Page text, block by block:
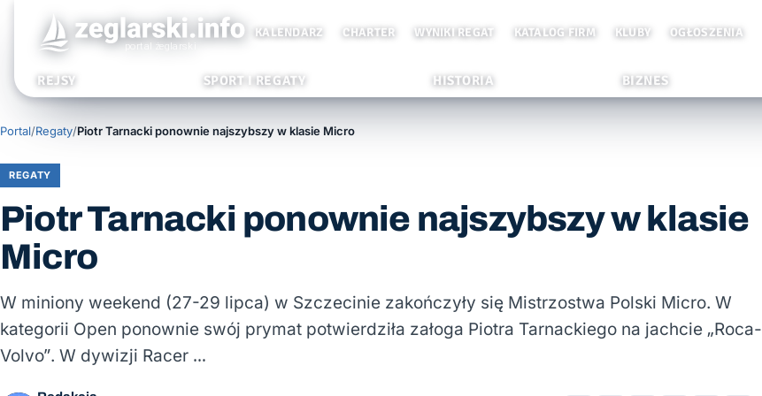
KALENDARZ CHARTER WYNIKI REGAT KATALOG FIRM KLUBY OGŁOSZENIA
REJSY SPORT I REGATY HISTORIA BIZNES
Portal/Regaty/Piotr Tarnacki ponownie najszybszy w klasie Micro
REGATY
Piotr Tarnacki ponownie najszybszy w klasie
Micro
W miniony weekend (27-29 lipca) w Szczecinie zakończyły się Mistrzostwa Polski Micro. W
kategorii Open ponownie swój prymat potwierdziła załoga Piotra Tarnackiego na jachcie „Roca-
Volvo”. W dywizji Racer …